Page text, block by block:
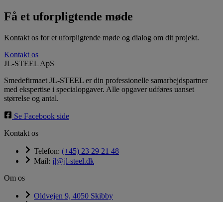
Få et uforpligtende møde
Kontakt os for et uforpligtende møde og dialog om dit projekt.
Kontakt os
JL-STEEL ApS
Smedefirmaet JL-STEEL er din professionelle samarbejdspartner
med ekspertise i specialopgaver. Alle opgaver udføres uanset
størrelse og antal.
Se Facebook side
Kontakt os
Telefon: (+45) 23 29 21 48
Mail: jl@jl-steel.dk
Om os
Oldvejen 9, 4050 Skibby